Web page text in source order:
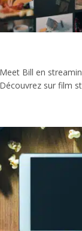
Bill en
sur film